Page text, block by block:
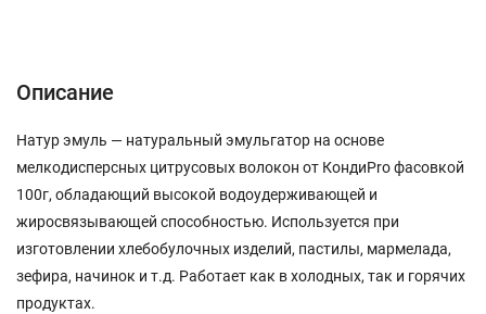
Описание
Натур эмуль — натуральный эмульгатор на основе
мелкодисперсных цитрусовых волокон от КондиPro фасовкой
100г, обладающий высокой водоудерживающей и
жиросвязывающей способностью. Используется при
изготовлении хлебобулочных изделий, пастилы, мармелада,
зефира, начинок и т.д. Работает как в холодных, так и горячих
продуктах.